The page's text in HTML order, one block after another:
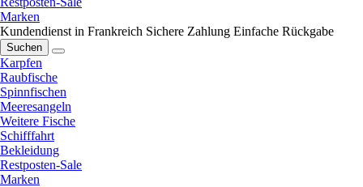
Marken
Kundendienst in Frankreich Sichere Zahlung Einfache Rückgabe
Suchen
Karpfen
Raubfische
Spinnfischen
Meeresangeln
Weitere Fische
Schifffahrt
Bekleidung
Restposten-Sale
Marken